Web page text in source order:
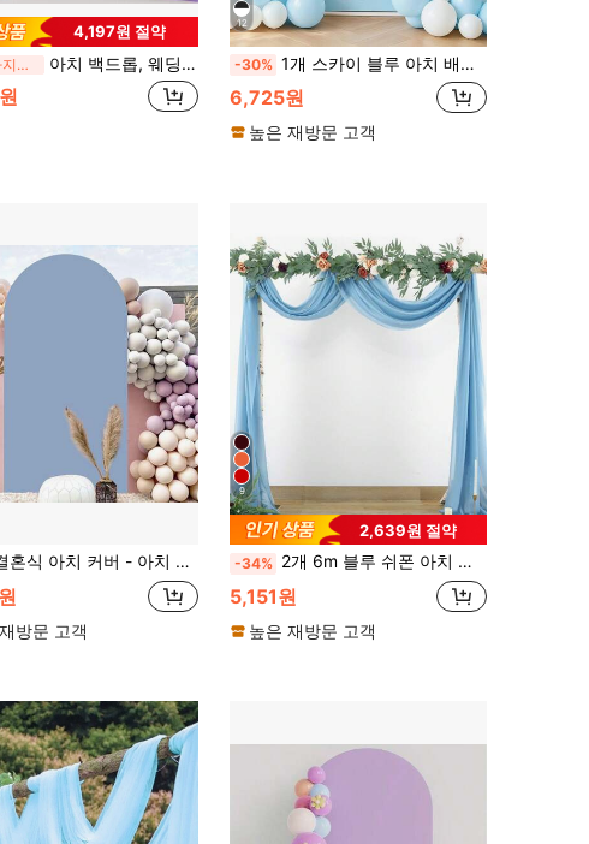
4,197원 절약
마지막 3일 아치 백드롭, 웨딩 아치 커버 2개 탄성 직물 액세서리, 생일 파티 웨딩 아치 프레임 장식 천 (프레임 미포함, 직물 백드롭만 포함)
12
-30% 1개 스카이 블루 아치 배경막, 고무 밴드 포함, 귀여운 구름 패턴, 베이비 샤워 파티, 생일 파티 장식, 기념일 축하, 봄 파티 용품, 홀리데이 파티 선물, 벽 장식, 성별 공개, 베이비 샤워, 사진 소품, 파티 용품, 웨딩 배경막, 생일 파티 선물, 홈 파티 용품, 해피 버스데이, 홈 데코에 적합
6,725원
높은 재방문 고객
아치 커버 - 아치 프레임 커버 돔 아치 백드롭, 생일 파티, 세레모니 및 연회 장식에 적합
방문 고객
9
2,639원 절약
-34% 2개 6m 블루 쉬폰 아치 커튼, 웨딩 아치 장식, 생일 파티 배경, 발렌타인 데이 장식, 로맨틱 파티 장식, 웨딩 파티 브라이덜 샤워 선물, 방 장식, 웨딩 아치, 계단 난간, 의자 등받이, 쉬어 커튼, 테이블 러너, 식탁보, 파티 용품에 적합
5,151원
높은 재방문 고객